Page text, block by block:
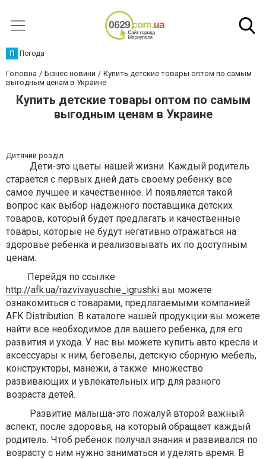
П Погода
Головна Бізнес новини
Купить детские товары оптом по самым
выгодным ценам в Украине
Купить детские товары оптом по самым
выгодным ценам в Украине
Дитячий розділ
Дети-это цветы нашей жизни. Каждый родитель
старается с первых дней дать своему ребенку все
самое лучшее и качественное. И появляется такой
вопрос как выбор надежного поставщика детских
товаров, который будет предлагать и качественные
товары, которые не будут негативно отражаться на
здоровье ребенка и реализовывать их по доступным
ценам.
Перейдя по ссылке
http://afk.ua/razvivayuschie_igrushki вы можете
ознакомиться с товарами, предлагаемыми компанией
AFK Distribution. В каталоге нашей продукции вы можете
найти все необходимое для вашего ребенка, для его
развития и ухода. У нас вы можете купить авто кресла и
аксессуары к ним, беговелы, детскую сборную мебель,
конструкторы, манежи, а также множество
развивающих и увлекательных игр для разного
возраста детей.
Развитие малыша-это пожалуй второй важный
аспект, после здоровья, на который обращает каждый
родитель. Чтоб ребенок получал знания и развивался по
возрасту с ним нужно заниматься и уделять время. В